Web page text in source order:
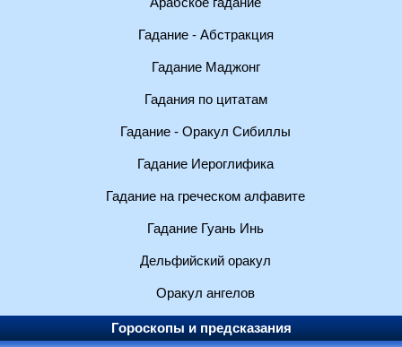
Гадание - Абстракция
Гадание Маджонг
Гадания по цитатам
Гадание - Оракул Сибиллы
Гадание Иероглифика
Гадание на греческом алфавите
Гадание Гуань Инь
Дельфийский оракул
Оракул ангелов
Гороскопы и предсказания